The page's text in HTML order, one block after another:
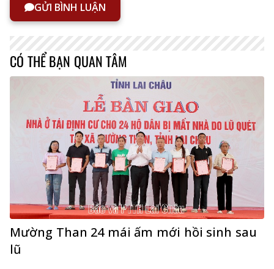
GỬI BÌNH LUẬN
CÓ THỂ BẠN QUAN TÂM
Mường Than 24 mái ấm mới hồi sinh sau
lũ